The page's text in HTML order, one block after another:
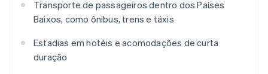
Transporte de passageiros dentro dos Países
Baixos, como ônibus, trens e táxis
Estadias em hotéis e acomodações de curta
duração